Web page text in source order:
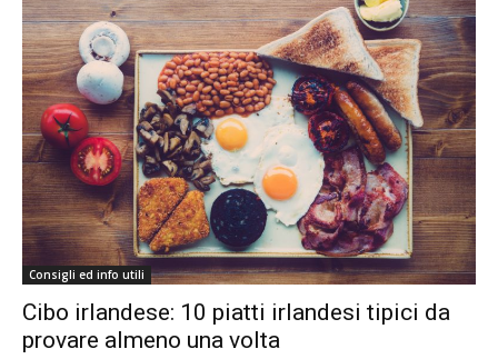
Consigli ed info utili
Cibo irlandese: 10 piatti irlandesi tipici da
provare almeno una volta